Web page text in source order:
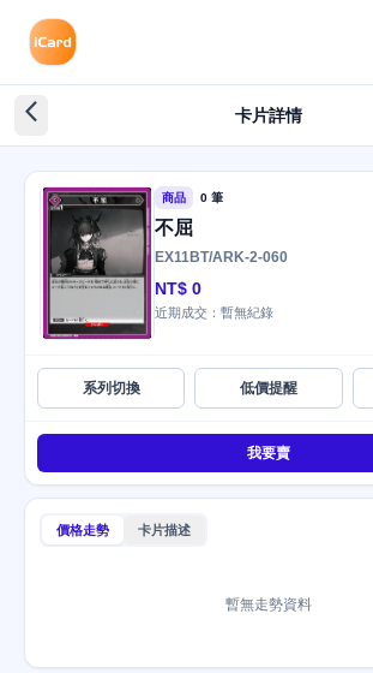
arrow_back_ios_new 卡片詳情
商品 0 筆
不屈
EX11BT/ARK-2-060
NT$ 0
近期成交：暫無紀錄
系列切換 低價提醒
我要賣
價格走勢 卡片描述
暫無走勢資料